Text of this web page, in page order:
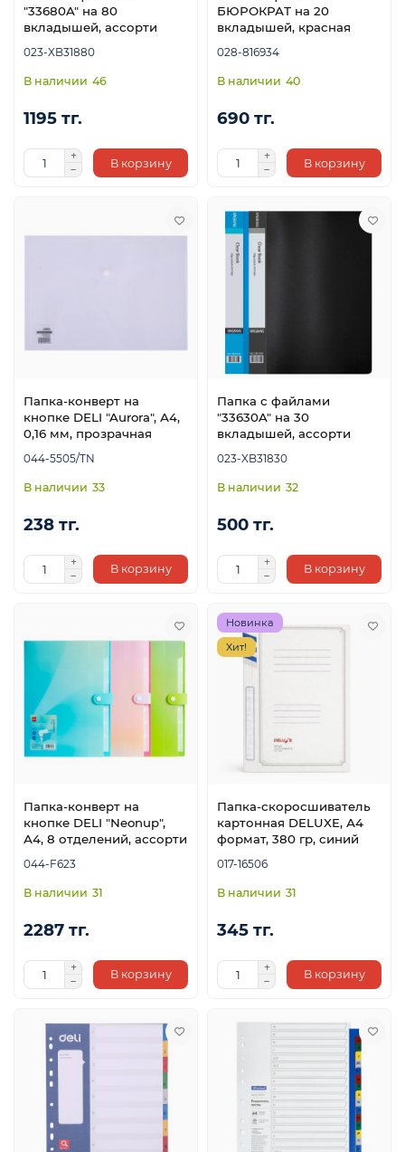
"33680A" на 80
вкладышей, ассорти
023-XB31880
46
1195 тг.
В корзину
БЮРОКРАТ на 20
вкладышей, красная
028-816934
40
690 тг.
В корзину
Папка-конверт на
кнопке DELI "Aurora", А4,
0,16 мм, прозрачная
044-5505/TN
33
238 тг.
В корзину
Папка с файлами
"33630A" на 30
вкладышей, ассорти
023-XB31830
32
500 тг.
В корзину
Папка-конверт на
кнопке DELI "Neonup",
А4, 8 отделений, ассорти
044-F623
31
2287 тг.
В корзину
Новинка
Хит!
Папка-скоросшиватель
картонная DELUXE, А4
формат, 380 гр, синий
017-16506
31
345 тг.
В корзину